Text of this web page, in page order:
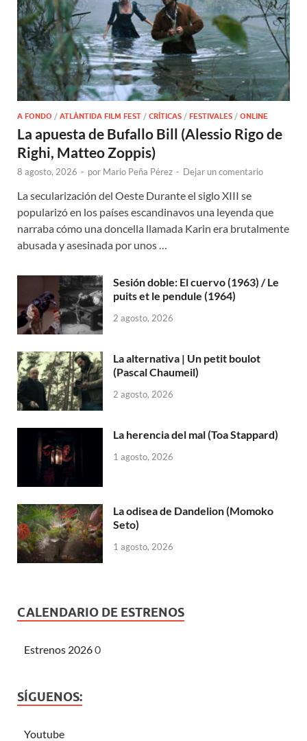
A FONDO / ATLÁNTIDA FILM FEST / CRÍTICAS / FESTIVALES / ONLINE
La apuesta de Bufallo Bill (Alessio Rigo de
Righi, Matteo Zoppis)
8 agosto, 2026 - por Mario Peña Pérez - Dejar un comentario
La secularización del Oeste Durante el siglo XIII se
popularizó en los países escandinavos una leyenda que
narraba cómo una doncella llamada Karin era brutalmente
abusada y asesinada por unos …
Sesión doble: El cuervo (1963) / Le
puits et le pendule (1964)
2 agosto, 2026
La alternativa | Un petit boulot
(Pascal Chaumeil)
2 agosto, 2026
La herencia del mal (Toa Stappard)
1 agosto, 2026
La odisea de Dandelion (Momoko
Seto)
1 agosto, 2026
CALENDARIO DE ESTRENOS
Estrenos 20260
SÍGUENOS:
Youtube